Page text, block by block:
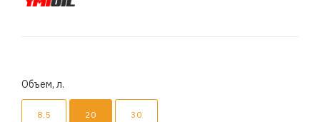
Объем, л.
8.5 20 30